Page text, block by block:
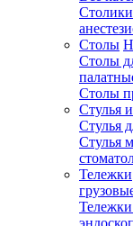
Столы
Столы
Столы
Стулья
Стулья
Стулья
Тележки